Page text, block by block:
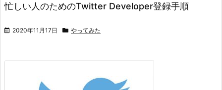
忙しい人のためのTwitter Developer登録手順
2020年11月17日 やってみた